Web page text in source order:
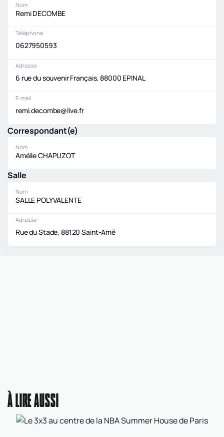
Nom
Remi DECOMBE
Téléphone
0627950593
Adresse
6 rue du souvenir Français, 88000 EPINAL
E-mail
remi.decombe@live.fr
Correspondant(e)
Nom
Amélie CHAPUZOT
Salle
Nom
SALLE POLYVALENTE
Adresse
Rue du Stade, 88120 Saint-Amé
À LIRE AUSSI